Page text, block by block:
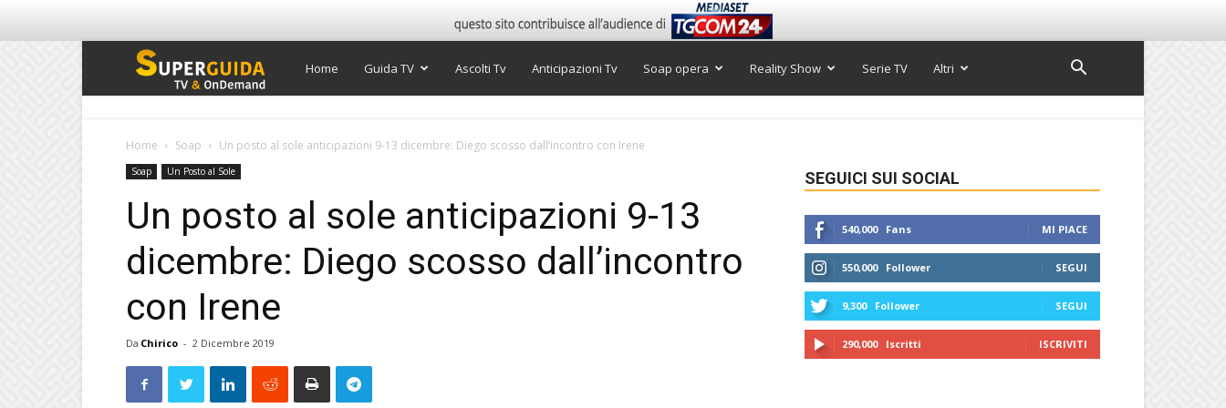
Super
Home Guida TV Ascolti Tv Anticipazioni Tv Soap opera Reality Show Serie TV Altri
Home Soap Un posto al sole anticipazioni 9-13 dicembre: Diego scosso dall’incontro con Irene
Soap Un Posto al Sole
Un posto al sole anticipazioni 9-13
dicembre: Diego scosso dall’incontro
con Irene
Da Chirico - 2 Dicembre 2019
SEGUICI SUI SOCIAL
540,000 Fans MI PIACE
550,000 Follower SEGUI
9,300 Follower SEGUI
290,000 Iscritti ISCRIVITI